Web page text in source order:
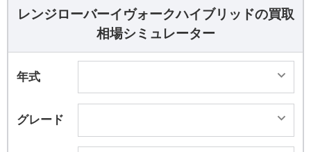
を初搭載。車両の走行状況をモニターし、必要に
応じて前後のトルク配分を調整、同時に燃費を向
「エフィシェント・ドライブライン」も採用され
ている。 離れた場所からクルマの情報を確認、操
作できる「リモート」を標準装備し、スマートフ
ォンのアプリを車両のタッチスクリーンから操作
できる「InControlアプリ」、最大8つのデバイス
レンジローバーイヴォークハイブリッドの買取
相場シミュレーター
年式
グレード